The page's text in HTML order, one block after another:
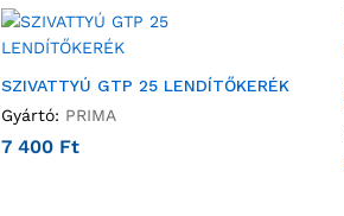
SZIVATTYÚ GTP 25 LENDÍTŐKERÉK
Gyártó: PRIMA
7 400 Ft